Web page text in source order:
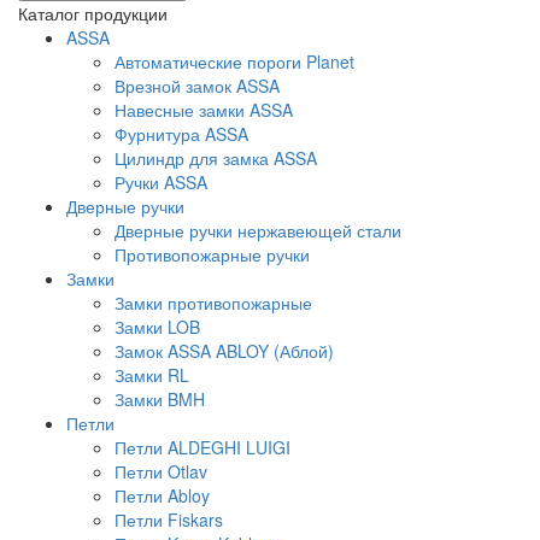
Каталог продукции
ASSA
Автоматические пороги Planet
Врезной замок ASSA
Навесные замки ASSA
Фурнитура ASSA
Цилиндр для замка ASSA
Ручки ASSA
Дверные ручки
Дверные ручки нержавеющей стали
Противопожарные ручки
Замки
Замки противопожарные
Замки LOB
Замок ASSA ABLOY (Аблой)
Замки RL
Замки BMH
Петли
Петли ALDEGHI LUIGI
Петли Otlav
Петли Abloy
Петли Fiskars